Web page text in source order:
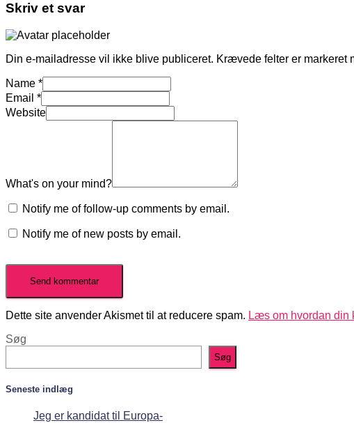
Skriv et svar
Din e-mailadresse vil ikke blive publiceret. Krævede felter er markeret
Name *
Email *
Website
What's on your mind?
Notify me of follow-up comments by email.
Notify me of new posts by email.
Dette site anvender Akismet til at reducere spam. Læs om hvordan din
Søg
Søg
Seneste indlæg
Jeg er kandidat til Europa-